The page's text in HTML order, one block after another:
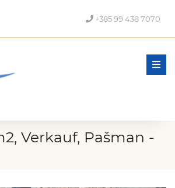
+385 99 438 7070
Verkauf, Pašman -